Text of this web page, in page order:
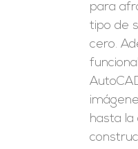
para
tipo de
cero.
hasta la